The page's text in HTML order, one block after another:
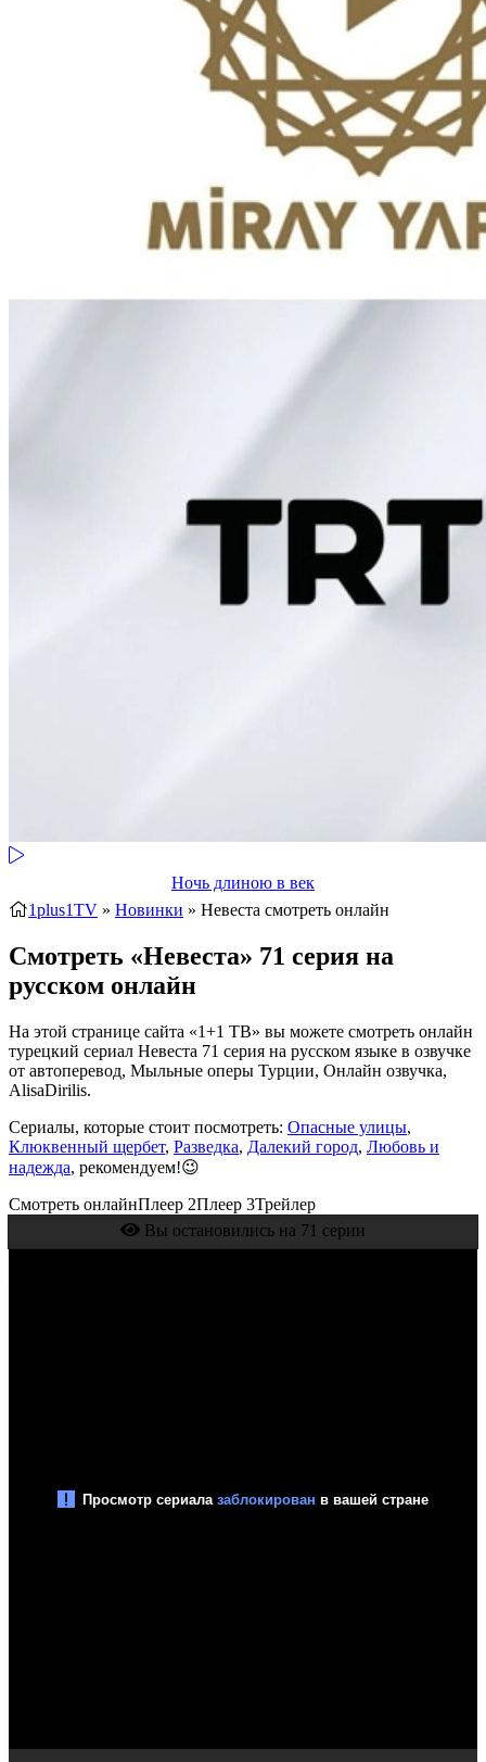
Ночь длиною в век
1plus1TV » Новинки » Невеста смотреть онлайн
Смотреть «Невеста» 71 серия на
русском онлайн
На этой странице сайта «1+1 ТВ» вы можете смотреть онлайн
турецкий сериал Невеста 71 серия на русском языке в озвучке
от автоперевод, Мыльные оперы Турции, Онлайн озвучка,
AlisaDirilis.
Сериалы, которые стоит посмотреть: Опасные улицы,
Клюквенный щербет, Разведка, Далекий город, Любовь и
надежда, рекомендуем!😉
Смотреть онлайнПлеер 2Плеер 3Трейлер
Вы остановились на 71 серии